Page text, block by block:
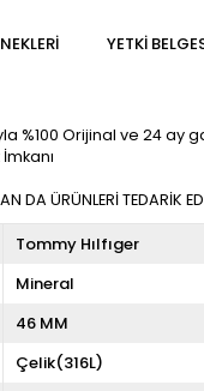
YETKİ
%100 Orijinal ve 24
DA ÜRÜNLERİ TEDARİK
Tommy Hılfıger
Mineral
46 MM
Çelik(316L)